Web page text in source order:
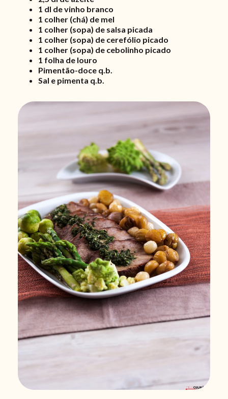
1 dl de vinho branco
1 colher (chá) de mel
1 colher (sopa) de salsa picada
1 colher (sopa) de cerefólio picado
1 colher (sopa) de cebolinho picado
1 folha de louro
Pimentão-doce q.b.
Sal e pimenta q.b.